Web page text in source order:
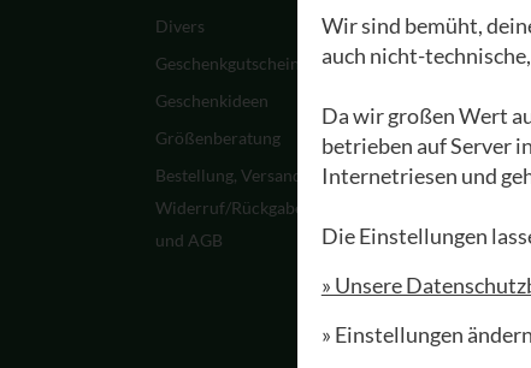
Divers
Geschenkgutscheine
Geschenkideen
Größenberatung
Bestellung, Versand,
Widerruf/Rückgabe
und AGB
Materialien
Pflege &
Waldviertler FAQ
Zwillingsaktion
Wir sind bemüht,
auch nicht-
Da wir großen Wert
betrieben auf Server
Internetriesen und
Die Einstellungen
» Unsere
» Einstellungen ändern